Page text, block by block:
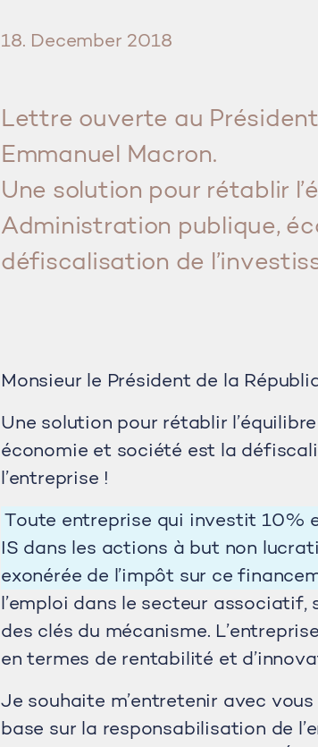
18. December 2018
Lettre ouverte au
Emmanuel Macron.
Une solution pour rétablir
Administration publique,
défiscalisation de
Monsieur le Président de la
Une solution pour rétablir
économie et société est la
l’entreprise !
Toute entreprise qui investit 10%
IS dans les actions à but non
exonérée de l’impôt sur ce
l’emploi dans le secteur
des clés du mécanisme.
en termes de rentabilité et
Je souhaite m’entretenir avec
base sur la responsabilisation de